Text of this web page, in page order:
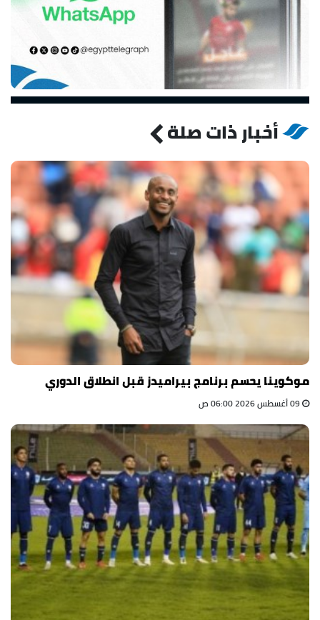
أخبار ذات صلة
موكوينا يحسم برنامج بيراميدز قبل انطلاق الدوري